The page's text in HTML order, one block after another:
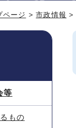
ページ >市政情報 >
等
もの